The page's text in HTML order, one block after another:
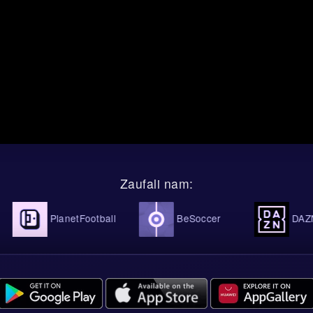
Zaufali nam:
PlanetFootball BeSoccer DAZN